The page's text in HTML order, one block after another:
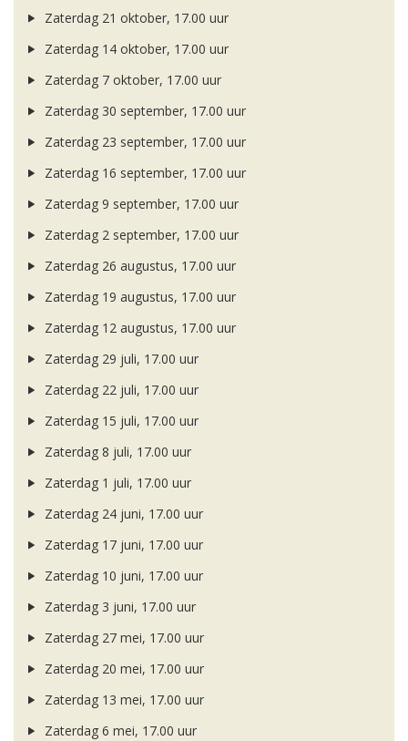
Zaterdag 21 oktober, 17.00 uur
Zaterdag 14 oktober, 17.00 uur
Zaterdag 7 oktober, 17.00 uur
Zaterdag 30 september, 17.00 uur
Zaterdag 23 september, 17.00 uur
Zaterdag 16 september, 17.00 uur
Zaterdag 9 september, 17.00 uur
Zaterdag 2 september, 17.00 uur
Zaterdag 26 augustus, 17.00 uur
Zaterdag 19 augustus, 17.00 uur
Zaterdag 12 augustus, 17.00 uur
Zaterdag 29 juli, 17.00 uur
Zaterdag 22 juli, 17.00 uur
Zaterdag 15 juli, 17.00 uur
Zaterdag 8 juli, 17.00 uur
Zaterdag 1 juli, 17.00 uur
Zaterdag 24 juni, 17.00 uur
Zaterdag 17 juni, 17.00 uur
Zaterdag 10 juni, 17.00 uur
Zaterdag 3 juni, 17.00 uur
Zaterdag 27 mei, 17.00 uur
Zaterdag 20 mei, 17.00 uur
Zaterdag 13 mei, 17.00 uur
Zaterdag 6 mei, 17.00 uur